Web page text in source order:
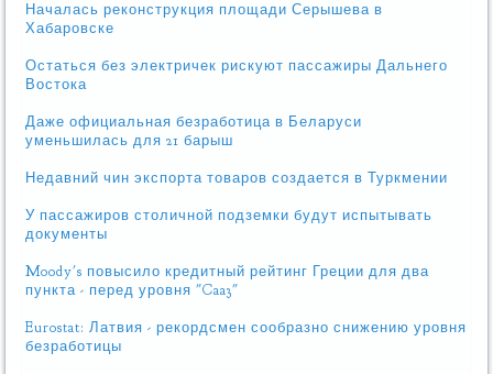
Началась реконструкция площади Серышева в
Хабаровске
Остаться без электричек рискуют пассажиры Дальнего
Востока
Даже официальная безработица в Беларуси
уменьшилась для 21 барыш
Недавний чин экспорта товаров создается в Туркмении
У пассажиров столичной подземки будут испытывать
документы
Moody's повысило кредитный рейтинг Греции для два
пункта - перед уровня "Caa3"
Eurostat: Латвия - рекордсмен сообразно снижению уровня
безработицы